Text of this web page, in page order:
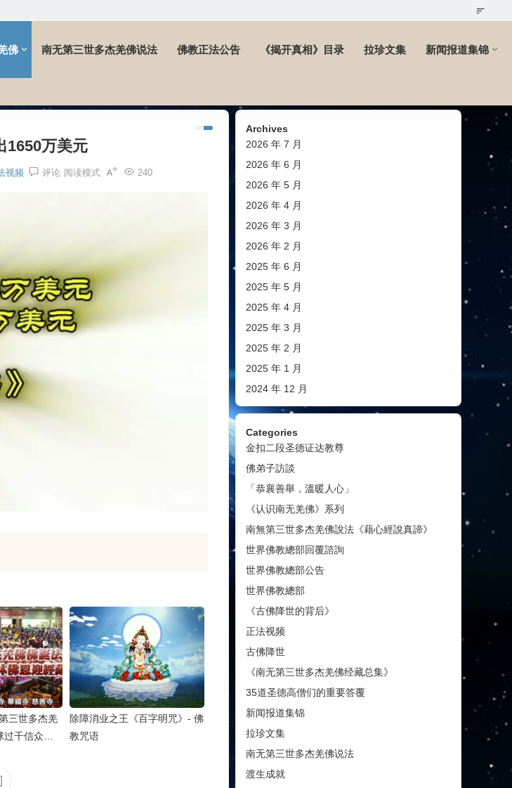
佛 南无第三世多杰羌佛说法 佛教正法公告 《揭开真相》目录 拉珍文集 新闻报道集锦
1650万美元
视频 评论 240
阅读模式
三世多杰羌
过千信众南
除障消业之王《百字明咒》- 佛
教咒语
Archives
2026 年 7 月
2026 年 6 月
2026 年 5 月
2026 年 4 月
2026 年 3 月
2026 年 2 月
2025 年 6 月
2025 年 5 月
2025 年 4 月
2025 年 3 月
2025 年 2 月
2025 年 1 月
2024 年 12 月
Categories
金扣二段圣德证达教尊
佛弟子訪談
「恭襄善舉，溫暖人心」
《认识南无羌佛》系列
南無第三世多杰羌佛說法《藉心經說真諦》
世界佛教總部回覆諮詢
世界佛教總部公告
世界佛教總部
《古佛降世的背后》
正法视频
古佛降世
《南无第三世多杰羌佛经藏总集》
35道圣德高僧们的重要答覆
新闻报道集锦
拉珍文集
南无第三世多杰羌佛说法
渡生成就